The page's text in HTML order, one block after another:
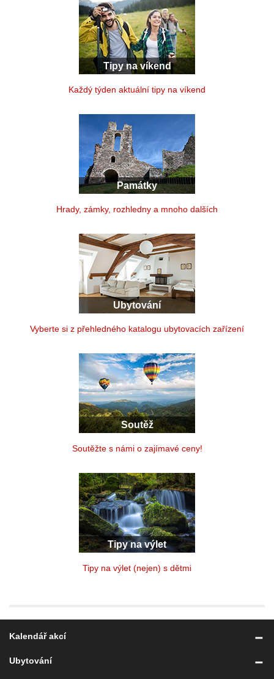
Tipy na víkend
Každý týden aktuální tipy na víkend
Památky
Hrady, zámky, rozhledny a mnoho dalších
Ubytování
Vyberte si z přehledného katalogu ubytovacích zařízení
Soutěž
Soutěžte s námi o zajímavé ceny!
Tipy na výlet
Tipy na výlet (nejen) s dětmi
Kalendář akcí
Ubytování